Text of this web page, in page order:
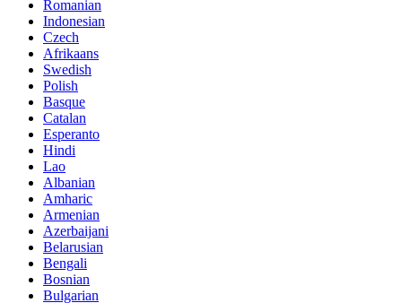
Romanian
Indonesian
Czech
Afrikaans
Swedish
Polish
Basque
Catalan
Esperanto
Hindi
Lao
Albanian
Amharic
Armenian
Azerbaijani
Belarusian
Bengali
Bosnian
Bulgarian